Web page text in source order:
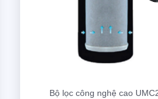
Bộ lọc công nghệ cao